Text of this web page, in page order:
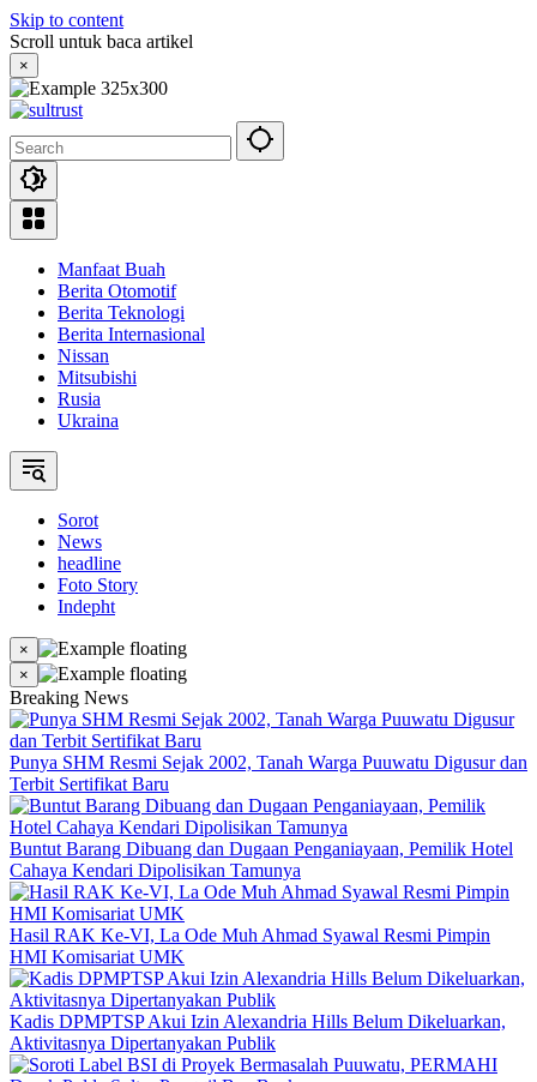
Skip to content
Scroll untuk baca artikel
×
Manfaat Buah
Berita Otomotif
Berita Teknologi
Berita Internasional
Nissan
Mitsubishi
Rusia
Ukraina
Sorot
News
headline
Foto Story
Indepht
×
×
Breaking News
Punya SHM Resmi Sejak 2002, Tanah Warga Puuwatu Digusur dan
Terbit Sertifikat Baru
Buntut Barang Dibuang dan Dugaan Penganiayaan, Pemilik Hotel
Cahaya Kendari Dipolisikan Tamunya
Hasil RAK Ke-VI, La Ode Muh Ahmad Syawal Resmi Pimpin
HMI Komisariat UMK
Kadis DPMPTSP Akui Izin Alexandria Hills Belum Dikeluarkan,
Aktivitasnya Dipertanyakan Publik